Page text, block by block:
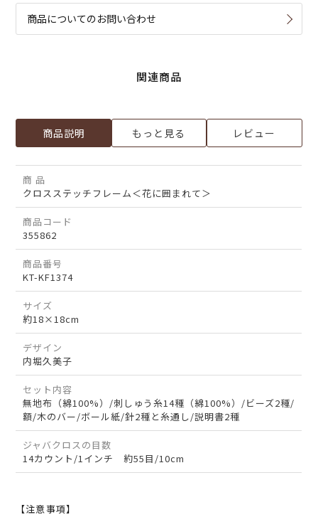
商品についてのお問い合わせ
関連商品
商品説明 もっと見る レビュー
商 品
クロスステッチフレーム＜花に囲まれて＞
商品コード
355862
商品番号
KT-KF1374
サイズ
約18×18cm
デザイン
内堀久美子
セット内容
無地布（綿100%）/刺しゅう糸14種（綿100%）/ビーズ2種/
額/木のバー/ボール紙/針2種と糸通し/説明書2種
ジャバクロスの目数
14カウント/1インチ 約55目/10cm
【注意事項】